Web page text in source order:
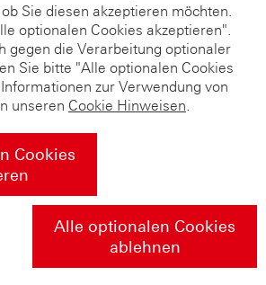
Sie diesen akzeptieren möchten.
optionalen Cookies akzeptieren".
gegen die Verarbeitung optionaler
Sie bitte "Alle optionalen Cookies
zur Verwendung von
unseren Cookie Hinweisen.
Cookies
Alle optionalen Cookies
ablehnen